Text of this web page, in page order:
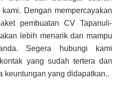
Dengan mempercayakan
pembuatan CV Tapanuli-
lebih menarik dan mampu
Segera hubungi kami
yang sudah tertera dan
keuntungan yang didapatkan..